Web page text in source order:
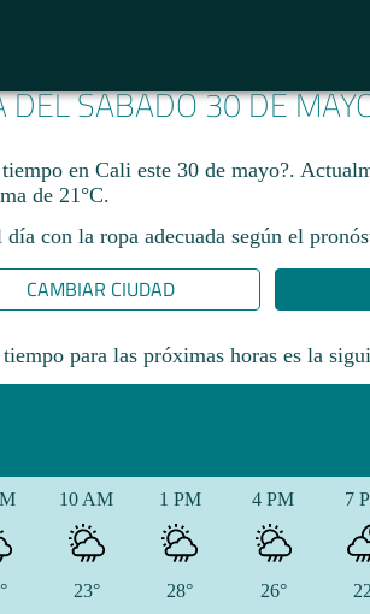
DEL SÁBADO 30 DE
en Cali este 30 de mayo?.
de 21°C.
día con la ropa adecuada según el
CAMBIAR CIUDAD
para las próximas horas es la
10 AM
23°
1 PM
28°
4 PM
26°
7